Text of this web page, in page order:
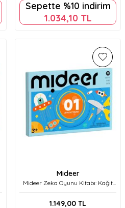
Sepette %10 indirim
1.034,10 TL
Mideer
Mideer Zeka Oyunu Kitabı: Kağıt
Md3366
1.149,00 TL